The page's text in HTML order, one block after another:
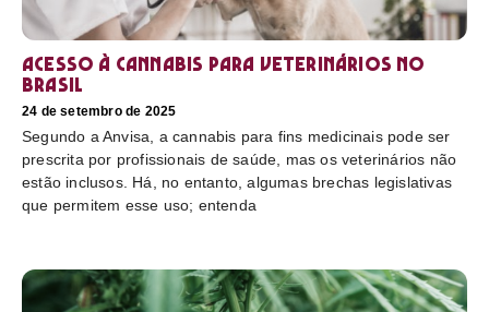
Acesso à cannabis para veterinários no
Brasil
24 de setembro de 2025
Segundo a Anvisa, a cannabis para fins medicinais pode ser
prescrita por profissionais de saúde, mas os veterinários não
estão inclusos. Há, no entanto, algumas brechas legislativas
que permitem esse uso; entenda